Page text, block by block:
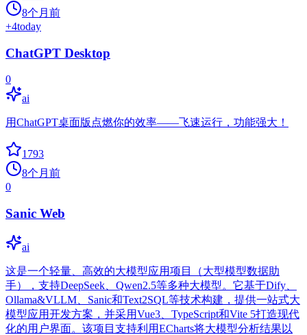
8个月前
+4today
ChatGPT Desktop
0
ai
用ChatGPT桌面版点燃你的效率——飞速运行，功能强大！
1793
8个月前
0
Sanic Web
ai
这是一个轻量、高效的大模型应用项目（大型模型数据助
手），支持DeepSeek、Qwen2.5等多种大模型。它基于Dify、
Ollama&VLLM、Sanic和Text2SQL等技术构建，提供一站式大
模型应用开发方案，并采用Vue3、TypeScript和Vite 5打造现代
化的用户界面。该项目支持利用ECharts将大模型分析结果以